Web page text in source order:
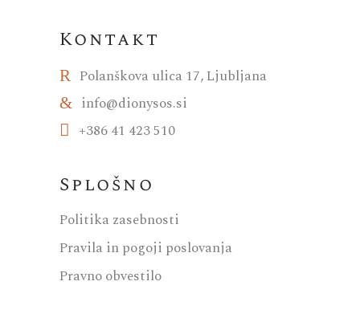
Kontakt
Polanškova ulica 17, Ljubljana
info@dionysos.si
+386 41 423 510
Splošno
Politika zasebnosti
Pravila in pogoji poslovanja
Pravno obvestilo